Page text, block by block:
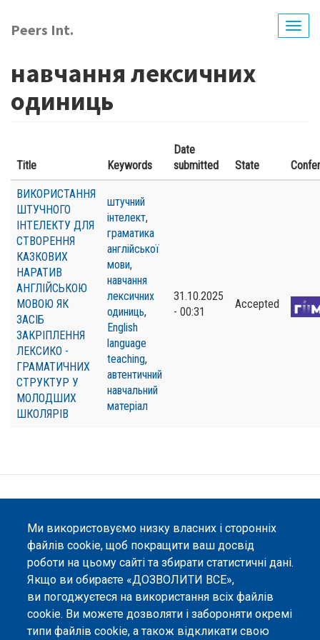
до
основного
Peers Int.
навчання лексичних
одиниць
Title Keywords
Date
submitted
State
ВИКОРИСТАННЯ
ШТУЧНОГО
ІНТЕЛЕКТУ ДЛЯ
СТВОРЕННЯ
КАЗКОВИХ
НАРАТИВ
АНГЛІЙСЬКОЮ
МОВОЮ ЯК
ЗАСІБ
ЗАКРІПЛЕННЯ
ЛЕКСИКО -
ГРАМАТИЧНИХ
СТРУКТУР У
МОЛОДШИХ
ШКОЛЯРІВ
штучний
інтелект,
граматика
англійської
мови,
навчання
лексичних
одиниць,
English
language
teaching,
автентичний
навчальний
матеріал
31.10.2025
- 00:31
Accepted
Ми використовуємо низку власних і сторонніх
файлів cookie, щоб покращити ваш досвід
роботи на цьому сайті та збирати статистичні дані.
Якщо ви обираєте «ДОЗВОЛИТИ ВСЕ»,
ви погоджуєтеся на використання всіх файлів
cookie. Ви можете дозволяти і забороняти окремі
типи файлів cookie, а також відкликати свою
рецензування, 2023-2026. |Налаштування файлів
cookie.
Вміст сайту опубліковано на умовах ліцензії «Із
Зазначенням Авторства 4.0 Міжнародна», якщо не
вказано інше.
Онлайн-платформа відкритого
рецензування Peers International